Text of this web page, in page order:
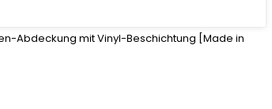
Abdeckung mit Vinyl-Beschichtung [Made in